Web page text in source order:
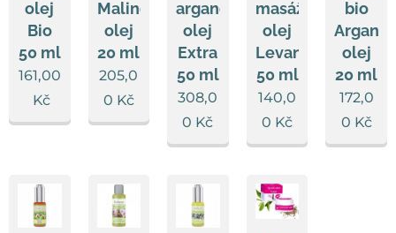
olej
Bio
50 ml
161,00
Kč
Malinový
olej
20 ml
205,0
0 Kč
arganový
olej
Extra
50 ml
308,0
0 Kč
masážní
olej
Levandule
50 ml
140,0
0 Kč
bio
olej
20 ml
172,0
0 Kč